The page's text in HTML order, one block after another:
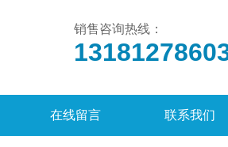
销售咨询热线：
在线留言 联系我们